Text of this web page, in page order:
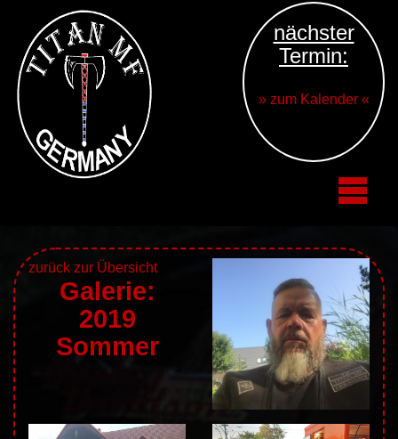
nächster
Termin:
» zum Kalender «
zurück zur Übersicht
Galerie:
2019
Sommer